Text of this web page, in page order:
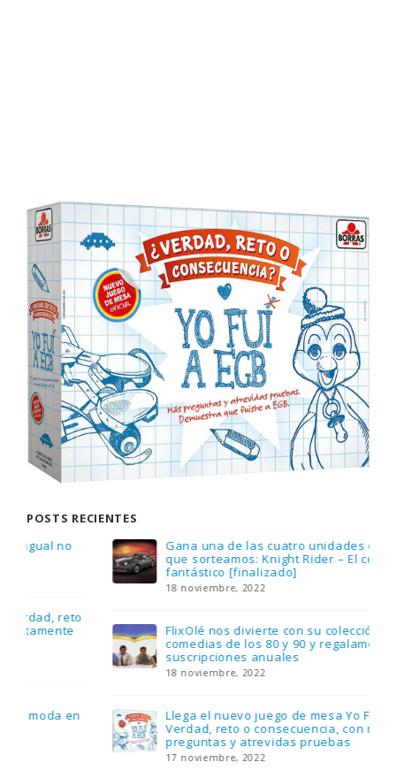
POSTS RECIENTES
Gana una de las cuatro unidades de PLAYMOBIL
que sorteamos: Knight Rider – El coche
fantástico [finalizado]
18 noviembre, 2022
FlixOlé nos divierte con su colección de
comedias de los 80 y 90 y regalamos tres
suscripciones anuales
18 noviembre, 2022
Llega el nuevo juego de mesa Yo Fui a EGB:
Verdad, reto o consecuencia, con más
preguntas y atrevidas pruebas
17 noviembre, 2022